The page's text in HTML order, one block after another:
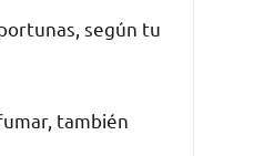
según tu
también